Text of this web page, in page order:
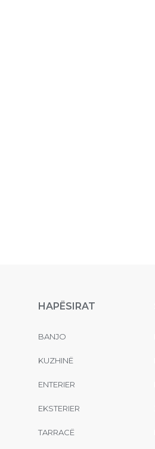
HAPËSIRAT
BANJO
KUZHINË
ENTERIER
EKSTERIER
TARRACË